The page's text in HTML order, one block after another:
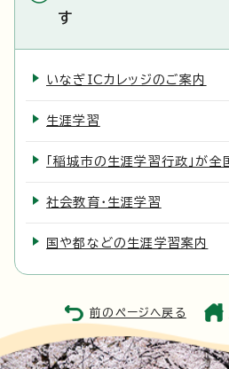
す
いなぎICカレッジのご案内
生涯学習
「稲城市の生涯学習行政」が
社会教育・生涯学習
国や都などの生涯学習案内
前のページへ戻る